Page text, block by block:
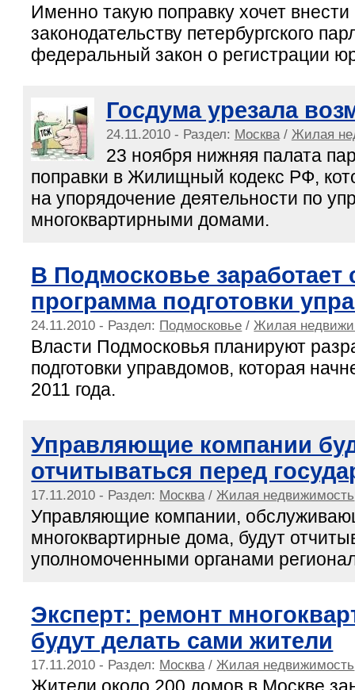
Именно такую поправку хочет внести
законодательству петербургского
федеральный закон о регистрации
Госдума урезала
24.11.2010 - Раздел: Москва/ Жилая
23 ноября нижняя палата
поправки в Жилищный кодекс РФ,
на упорядочение деятельности по
многоквартирными домами.
В Подмосковье заработает
программа подготовки
24.11.2010 - Раздел: Подмосковье / Жилая
Власти Подмосковья планируют
подготовки управдомов, которая
2011 года.
Управляющие компании
отчитываться перед
17.11.2010 - Раздел: Москва / Жилая недвижимость
Управляющие компании,
многоквартирные дома, будут
уполномоченными органами
Эксперт: ремонт
будут делать сами жители
17.11.2010 - Раздел: Москва / Жилая недвижимость
Жители около 200 домов в Москве